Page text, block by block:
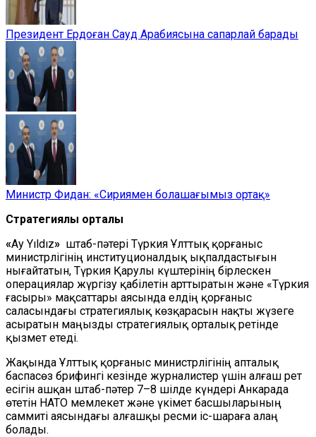
Президент Ердоған Сауд Арабиясына сапарлай барады
Министр Фидан: «Сириямен болашағымыз ортақ»
Стратегиялық орталық
«Ay Yıldız» штаб-пәтері Түркия Ұлттық қорғаныс
министрлігінің институционалдық ықпалдастығын
нығайтатын, Түркия Қарулы күштерінің бірлескен
операциялар жүргізу қабілетін арттыратын және «Түркия
ғасыры» мақсаттары аясында елдің қорғаныс
саласындағы стратегиялық көзқарасын нақты жүзеге
асыратын маңызды стратегиялық орталық ретінде
қызмет етеді.
Жақында Ұлттық қорғаныс министрлігінің апталық
баспасөз брифингі кезінде журналистер үшін алғаш рет
есігін ашқан штаб-пәтер 7–8 шілде күндері Анкарада
өтетін НАТО мемлекет және үкімет басшыларының
саммиті аясындағы алғашқы ресми іс-шараға алаң
болады.